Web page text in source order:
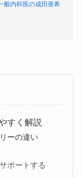
般内科医の成田亜希
すく解説
ーの違い
ポートする